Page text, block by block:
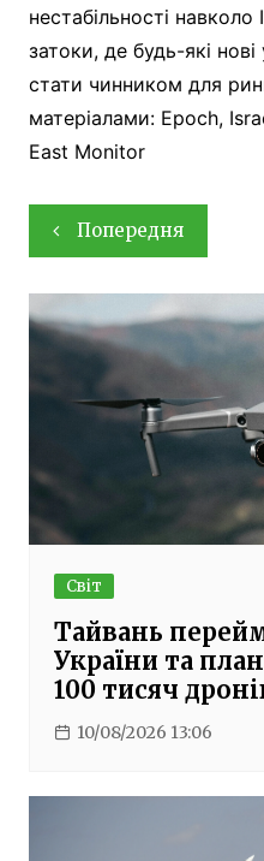
нестабільності навколо
затоки, де будь-які
стати чинником для
матеріалами: Epoch,
East Monitor
Навігація
записів
Попередня
Світ
Тайвань
України та
100 тисяч
10/08/2026 13:06